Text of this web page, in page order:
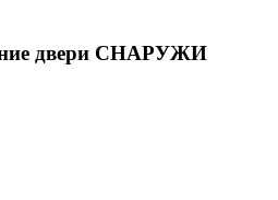
двери СНАРУЖИ